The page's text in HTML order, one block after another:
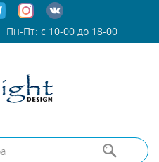
Пн-Пт: с 10-00 до 18-00